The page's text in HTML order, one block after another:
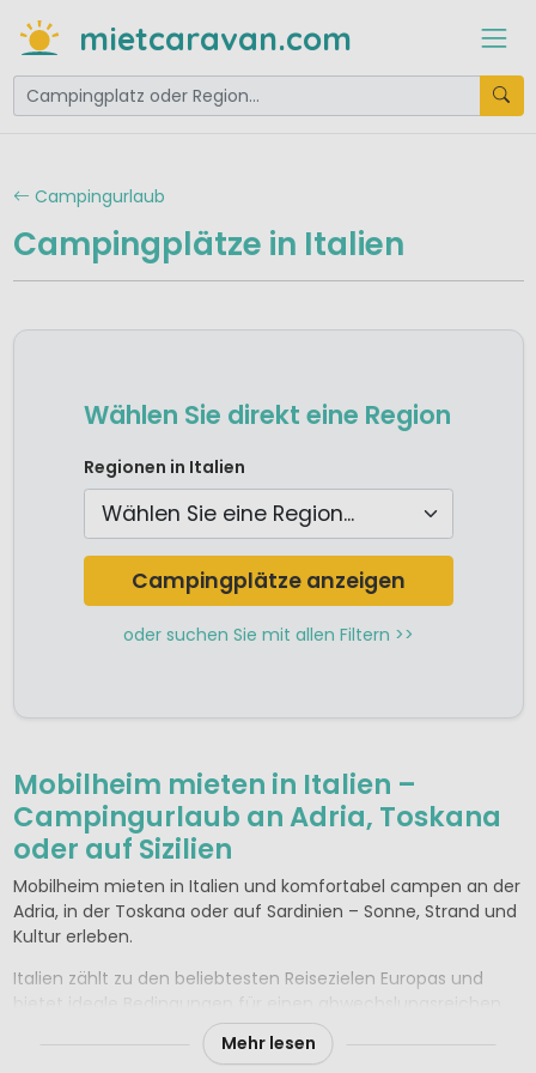
mietcaravan.com
Campingurlaub
Campingplätze in Italien
Wählen Sie direkt eine Region
Camping Abruzzen
Camping Apulien
Camping Emilia-Romagna
Camping Gardasee
Camping Kalabrien
Camping Kampanien
Camping Ligurien
Camping Piemont
Camping Sizilien
Camping Toskana und Elba
Camping Trentino-Südtirol und Dolomiten
Camping Umbrien
Regionen in Italien
Campingplätze anzeigen
oder suchen Sie mit allen Filtern >>
Mobilheim mieten in Italien –
Campingurlaub an Adria, Toskana
oder auf Sizilien
Mobilheim mieten in Italien und komfortabel campen an der
Adria, in der Toskana oder auf Sardinien – Sonne, Strand und
Kultur erleben.
Italien zählt zu den beliebtesten Reisezielen Europas und
bietet ideale Bedingungen für einen abwechslungsreichen
Campingurlaub. Ob Badeferien an der Adriaküste,
Naturerlebnis in der Toskana oder Inselurlaub auf Sizilien und
Mehr lesen